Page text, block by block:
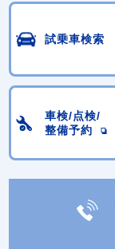
試乗車検索
車検/点検/
整備予約